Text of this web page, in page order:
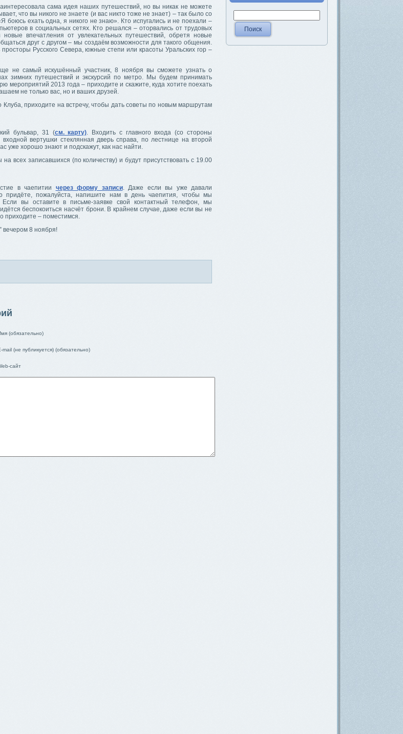
сама идея наших путешествий, но вы никак не можете
что вы никого не знаете (и вас никто тоже не знает) – так было со
ехать одна, я никого не знаю». Кто испугались и не поехали –
в социальных сетях. Кто решался – оторвались от трудовых
новые впечатления от увлекательных путешествий, обретя новые
друг с другом – мы создаём возможности для такого общения.
Русского Севера, южные степи или красоты Уральских гор –
не самый искушённый участник, 8 ноября вы сможете узнать о
зимних путешествий и экскурсий по метро. Мы будем принимать
мероприятий 2013 года – приходите и скажите, куда хотите поехать
не только вас, но и ваших друзей.
приходите на встречу, чтобы дать советы по новым маршрутам
бульвар, 31 (см. карту). Входить с главного входа (со стороны
вертушки стеклянная дверь справа, по лестнице на второй
уже хорошо знают и подскажут, как нас найти.
всех записавшихся (по количеству) и будут присутствовать с 19.00
в чаепитии через форму записи. Даже если вы уже давали
придёте, пожалуйста, напишите нам в день чаепития, чтобы мы
вы оставите в письме-заявке свой контактный телефон, мы
беспокоиться насчёт брони. В крайнем случае, даже если вы не
приходите – поместимся.
вечером 8 ноября!
(обязательно)
mail (не публикуется) (обязательно)
сайт